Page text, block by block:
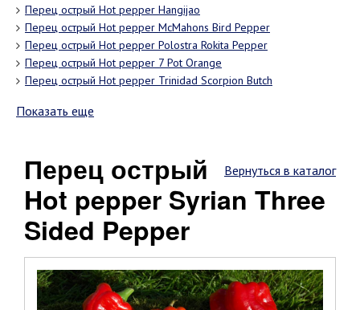
Перец острый Hot pepper Hangijao
Перец острый Hot pepper McMahons Bird Pepper
Перец острый Hot pepper Polostra Rokita Pepper
Перец острый Hot pepper 7 Pot Orange
Перец острый Hot pepper Trinidad Scorpion Butch
Показать еще
Вернуться в каталог
Перец острый
Hot pepper Syrian Three
Sided Pepper